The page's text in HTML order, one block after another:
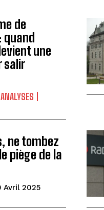
de
quand
une
salir
ne tombez
piège de la
Avril 2025